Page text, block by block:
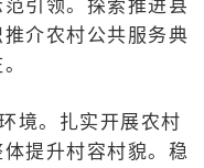
引领。探索推进县
介农村公共服务典
境。扎实开展农村
提升村容村貌。稳